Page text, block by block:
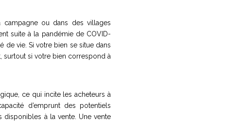
ou dans des villages
suite à la pandémie de COVID-
de vie. Si votre bien se situe dans
surtout si votre bien correspond à
ce qui incite les acheteurs à
d’emprunt des potentiels
à la vente. Une vente